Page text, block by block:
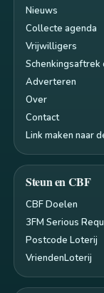
Nieuws
Collecte agenda
Vrijwilligers
Schenkingsaftrek
Adverteren
Over
Contact
Link maken naar
Steun en CBF
CBF Doelen
3FM Serious
Postcode Loterij
VriendenLoterij